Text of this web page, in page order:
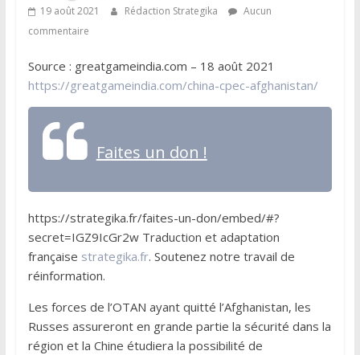
19 août 2021 Rédaction Strategika
Aucun
commentaire
Source : greatgameindia.com – 18 août 2021
https://greatgameindia.com/china-cpec-afghanistan/
Faites un don !
https://strategika.fr/faites-un-don/embed/#?
secret=IGZ9IcGr2w Traduction et adaptation
française strategika.fr. Soutenez notre travail de
réinformation.
Les forces de l’OTAN ayant quitté l’Afghanistan, les
Russes assureront en grande partie la sécurité dans la
région et la Chine étudiera la possibilité de